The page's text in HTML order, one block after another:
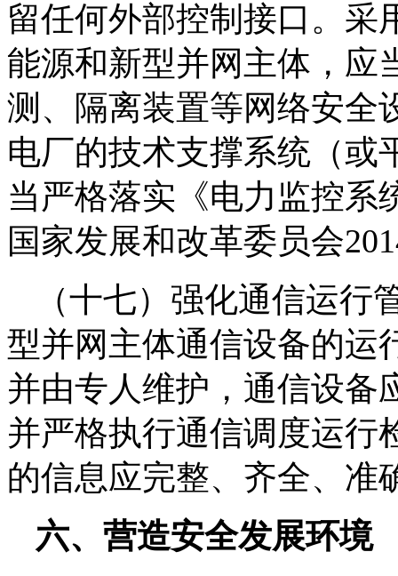
留任何外部控制接口。采
能源和新型并网主体，应
测、隔离装置等网络安全
电厂的技术支撑系统（或
当严格落实《电力监控系
国家发展和改革委员会
（十七）强化通信运
型并网主体通信设备的运
并由专人维护，通信设备
并严格执行通信调度运行
的信息应完整、齐全、准
六、营造安全发展环境